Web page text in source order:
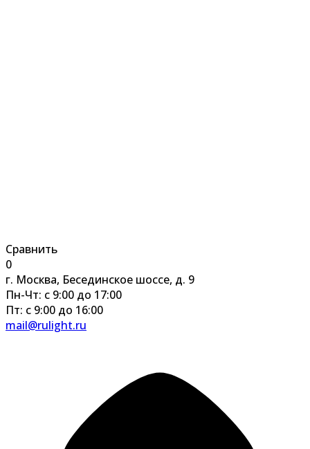
Сравнить
0
г. Москва, Бесединское шоссе, д. 9
Пн-Чт: с 9:00 до 17:00
Пт: с 9:00 до 16:00
mail@rulight.ru